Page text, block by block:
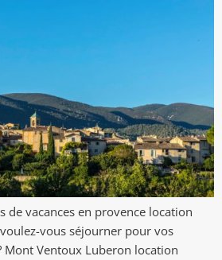
de vacances en provence location
vous séjourner pour vos
Mont Ventoux Luberon location